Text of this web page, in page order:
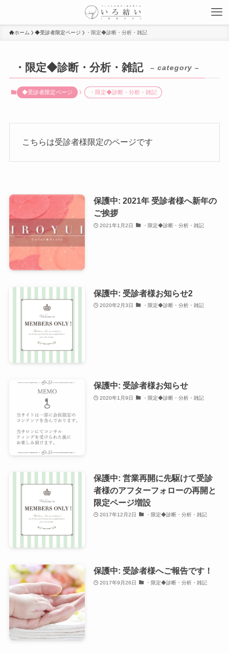
ホーム ◆受診者限定ページ ・限定◆診断・分析・雑記
・限定◆診断・分析・雑記 – category –
◆受診者限定ページ ・限定◆診断・分析・雑記
こちらは受診者様限定のページです
保護中: 2021年 受診者様へ新年の
ご挨拶
2021年1月2日 ・限定◆診断・分析・雑記
保護中: 受診者様お知らせ2
2020年2月3日 ・限定◆診断・分析・雑記
保護中: 受診者様お知らせ
2020年1月9日 ・限定◆診断・分析・雑記
保護中: 営業再開に先駆けて受診
者様のアフターフォローの再開と
限定ページ増設
2017年12月2日 ・限定◆診断・分析・雑記
保護中: 受診者様へご報告です！
2017年9月26日 ・限定◆診断・分析・雑記